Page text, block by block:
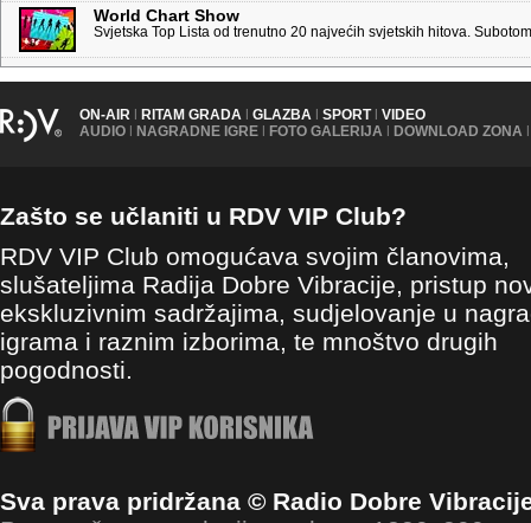
World Chart Show
Svjetska Top Lista od trenutno 20 najvećih svjetskih hitova.
ON-AIR | RITAM GRADA | GLAZBA | SPORT | VIDEO
AUDIO | NAGRADNE IGRE | FOTO GALERIJA | DOWNLOAD ZONA |
Zašto se učlaniti u RDV VIP Club?
RDV VIP Club omogućava svojim članovima,
slušateljima Radija Dobre Vibracije, pristup
ekskluzivnim sadržajima, sudjelovanje u
igrama i raznim izborima, te mnoštvo drugih
pogodnosti.
Sva prava pridržana © Radio Dobre